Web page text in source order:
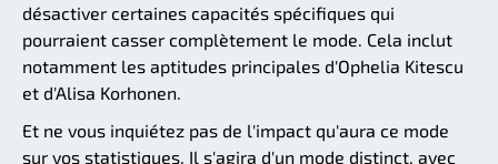
désactiver certaines capacités spécifiques qui
pourraient casser complètement le mode. Cela inclut
notamment les aptitudes principales d'Ophelia Kitescu
et d'Alisa Korhonen.
Et ne vous inquiétez pas de l'impact qu'aura ce mode
sur vos statistiques. Il s'agira d'un mode distinct, avec